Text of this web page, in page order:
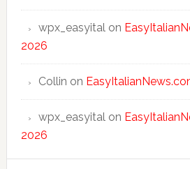
wpx_easyitalon
2026
Collin on
wpx_easyitalon
2026